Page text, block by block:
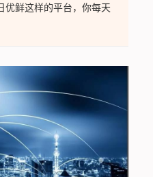
优鲜这样的平台，你每天